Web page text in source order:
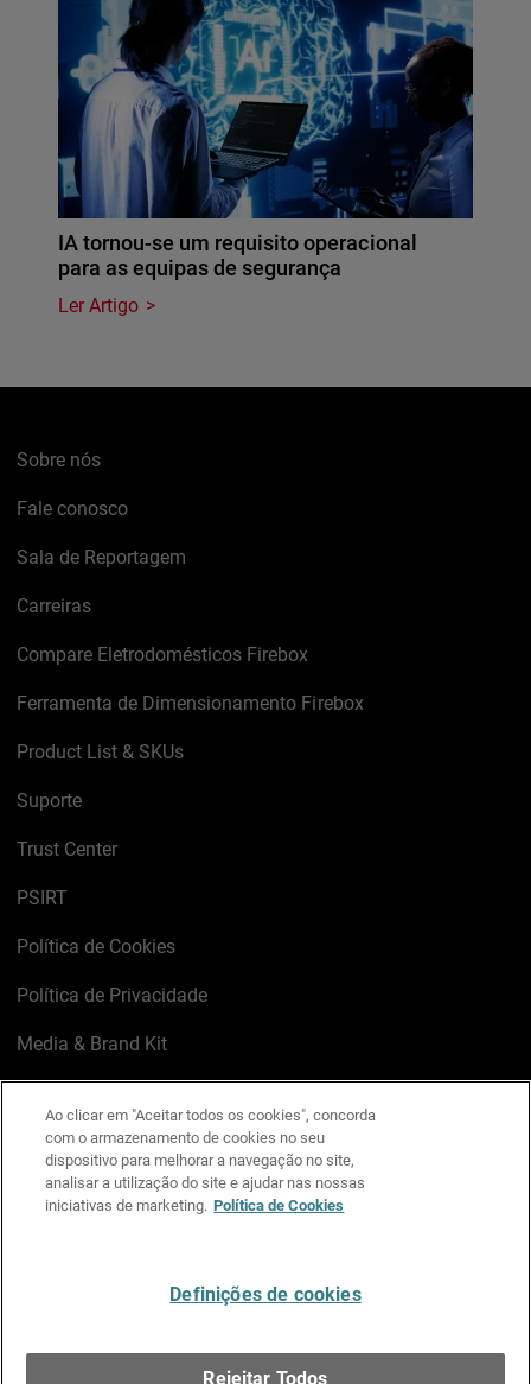
IA tornou-se um requisito operacional
para as equipas de segurança
Ler Artigo
Sobre nós
Fale conosco
Sala de Reportagem
Carreiras
Compare Eletrodomésticos Firebox
Ferramenta de Dimensionamento Firebox
Product List & SKUs
Suporte
Trust Center
PSIRT
Política de Cookies
Política de Privacidade
Media & Brand Kit
LinkedIn
X FacebookInstagram
YouTube
Ao clicar em "Aceitar todos os cookies", concorda
com o armazenamento de cookies no seu
dispositivo para melhorar a navegação no site,
analisar a utilização do site e ajudar nas nossas
iniciativas de marketing. Política de Cookies
Definições de cookies
Rejeitar Todos